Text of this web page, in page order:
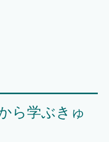
ら学ぶきゅ